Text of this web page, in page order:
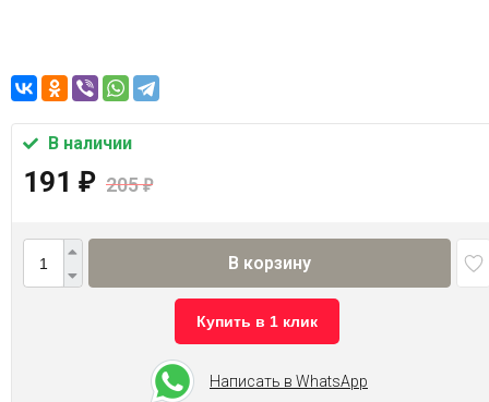
В наличии
191 ₽ 205₽
В корзину
Купить в 1 клик
Написать в WhatsApp